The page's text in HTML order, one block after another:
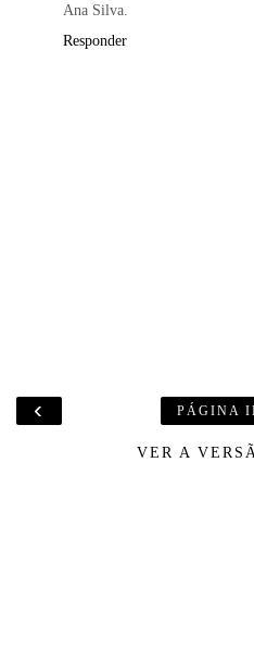
Ana Silva.
Responder
‹ PÁGINA
VER A